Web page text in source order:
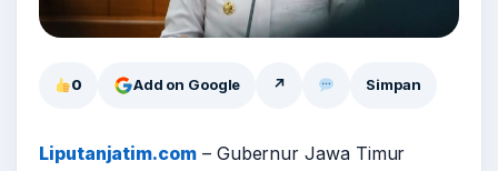
0 Add on Google ↗ Simpan
Liputanjatim.com– Gubernur Jawa Timur